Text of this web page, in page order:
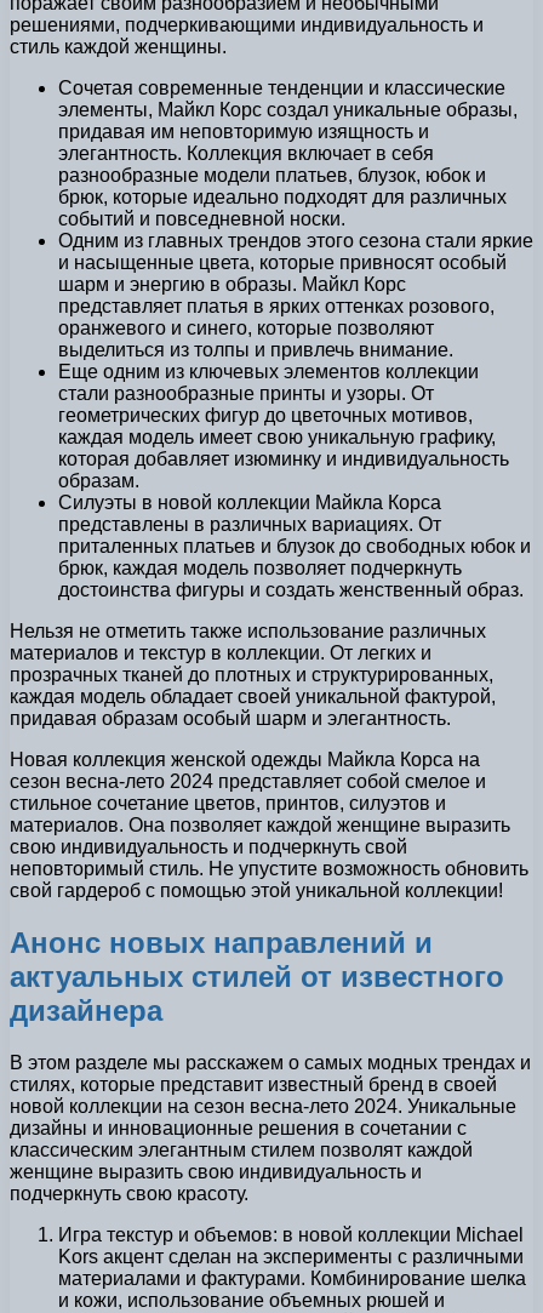
решениями, подчеркивающими индивидуальность и
стиль каждой женщины.
Сочетая современные тенденции и классические
элементы, Майкл Корс создал уникальные образы,
придавая им неповторимую изящность и
элегантность. Коллекция включает в себя
разнообразные модели платьев, блузок, юбок и
брюк, которые идеально подходят для различных
событий и повседневной носки.
Одним из главных трендов этого сезона стали яркие
и насыщенные цвета, которые привносят особый
шарм и энергию в образы. Майкл Корс
представляет платья в ярких оттенках розового,
оранжевого и синего, которые позволяют
выделиться из толпы и привлечь внимание.
Еще одним из ключевых элементов коллекции
стали разнообразные принты и узоры. От
геометрических фигур до цветочных мотивов,
каждая модель имеет свою уникальную графику,
которая добавляет изюминку и индивидуальность
образам.
Силуэты в новой коллекции Майкла Корса
представлены в различных вариациях. От
приталенных платьев и блузок до свободных юбок и
брюк, каждая модель позволяет подчеркнуть
достоинства фигуры и создать женственный образ.
Нельзя не отметить также использование различных
материалов и текстур в коллекции. От легких и
прозрачных тканей до плотных и структурированных,
каждая модель обладает своей уникальной фактурой,
придавая образам особый шарм и элегантность.
Новая коллекция женской одежды Майкла Корса на
сезон весна-лето 2024 представляет собой смелое и
стильное сочетание цветов, принтов, силуэтов и
материалов. Она позволяет каждой женщине выразить
свою индивидуальность и подчеркнуть свой
неповторимый стиль. Не упустите возможность обновить
свой гардероб с помощью этой уникальной коллекции!
Анонс новых направлений и
актуальных стилей от известного
дизайнера
В этом разделе мы расскажем о самых модных трендах и
стилях, которые представит известный бренд в своей
новой коллекции на сезон весна-лето 2024. Уникальные
дизайны и инновационные решения в сочетании с
классическим элегантным стилем позволят каждой
женщине выразить свою индивидуальность и
подчеркнуть свою красоту.
Игра текстур и объемов: в новой коллекции Michael
Kors акцент сделан на эксперименты с различными
материалами и фактурами. Комбинирование шелка
и кожи, использование объемных рюшей и